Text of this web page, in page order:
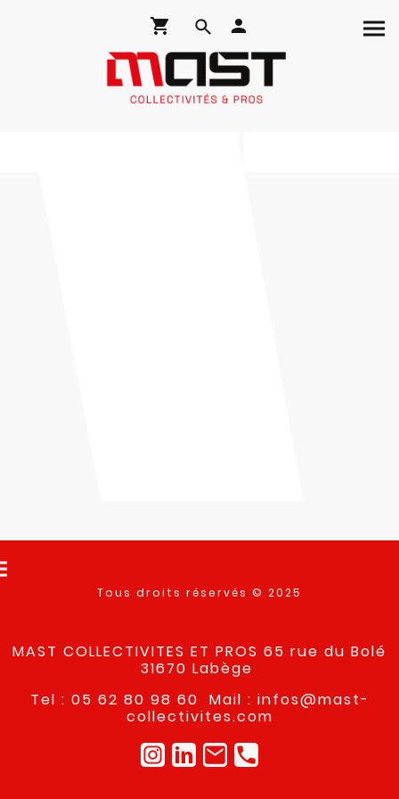
Tous droits réservés © 2025
MAST COLLECTIVITES ET PROS 65 rue du Bolé
31670 Labège
Tel : 05 62 80 98 60 Mail : infos@mast-
collectivites.com